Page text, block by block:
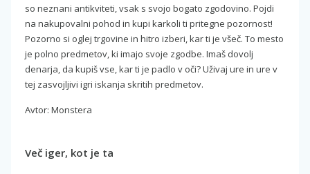
so neznani antikviteti, vsak s svojo bogato zgodovino. Pojdi
na nakupovalni pohod in kupi karkoli ti pritegne pozornost!
Pozorno si oglej trgovine in hitro izberi, kar ti je všeč. To mesto
je polno predmetov, ki imajo svoje zgodbe. Imaš dovolj
denarja, da kupiš vse, kar ti je padlo v oči? Uživaj ure in ure v
tej zasvojljivi igri iskanja skritih predmetov.
Avtor: Monstera
Več iger, kot je ta